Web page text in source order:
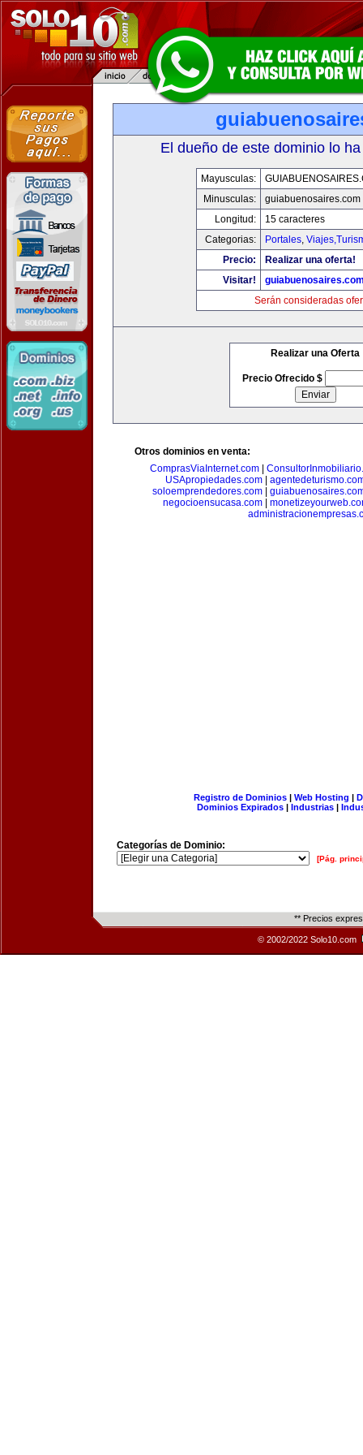
El dueño de este dominio lo
Mayusculas:
Minusculas:
guiabuenosaires.com
Longitud:
15 caracteres
Categorias:
Portales,
Precio:
Realizar una oferta!
Visitar!
Serán consideradas
Realizar una Oferta
Precio Ofrecido $
Otros dominios en venta:
ComprasViaInternet.com
USApropiedades.com|
soloemprendedores.com|
negocioensucasa.com
Registro de Dominios| Web Hosting |
Dominios Expirados | Industrias |
Categorías de Dominio:
[Pág.
** Precios
© 2002/2022 Solo10.com